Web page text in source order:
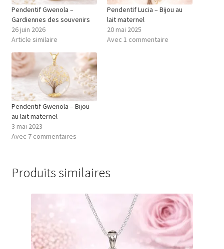
Pendentif Gwenola –
Gardiennes des souvenirs
26 juin 2026
Article similaire
Pendentif Lucia – Bijou au
lait maternel
20 mai 2025
Avec 1 commentaire
Pendentif Gwenola – Bijou
au lait maternel
3 mai 2023
Avec 7 commentaires
Produits similaires